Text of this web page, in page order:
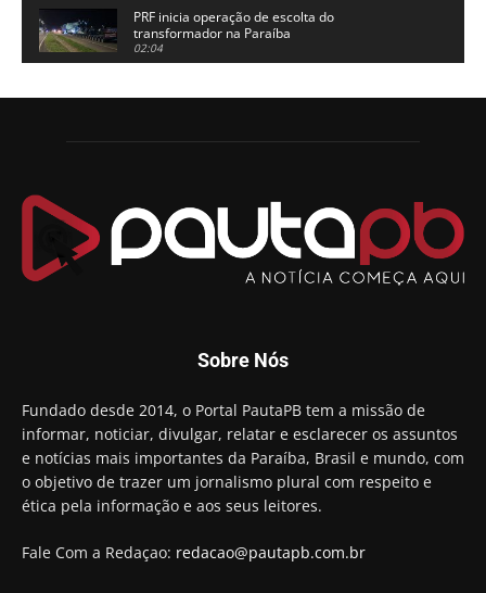
PRF inicia operação de escolta do
transformador na Paraíba
02:04
candidatura a governador da Paraíba
Chapa dos sonhos: Cícero agradece a Galdino,
Arthur Lira parabeniza Karla Pimentel por sua
reeleição em Conde
00:23
Aguinaldo Ribeiro destaca apoio do PP a Hugo
preso e faz vídeo na cadeia
Hugo Motta retira projeto que permitia bancos
"confiscar" dinheiro de clientes
01:49
Descaso da gestão Panta deixa crianças e
professoras 'ilhadas' em creche
00:16
Sobre Nós
Fundado desde 2014, o Portal PautaPB tem a missão de
informar, noticiar, divulgar, relatar e esclarecer os assuntos
e notícias mais importantes da Paraíba, Brasil e mundo, com
o objetivo de trazer um jornalismo plural com respeito e
ética pela informação e aos seus leitores.
Fale Com a Redaçao: redacao@pautapb.com.br